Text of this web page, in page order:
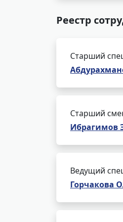
Реестр
Старший
Старший
Ибрагимов
Ведущий
Горчакова